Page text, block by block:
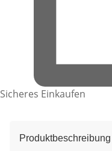
Sicheres Einkaufen
Produktbeschreibung